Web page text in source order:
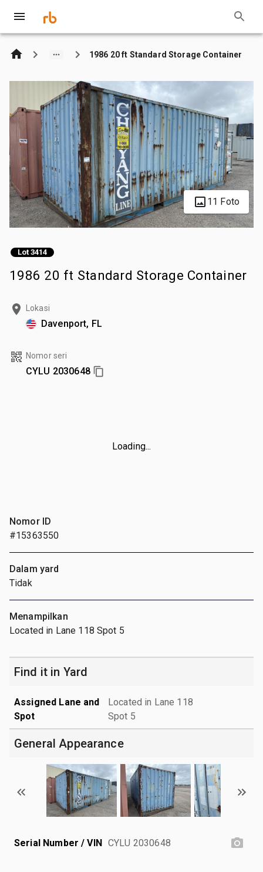
1986 20 ft Standard Storage Container
11 Foto
Lot 3414
1986 20 ft Standard Storage Container
Lokasi
Davenport, FL
Nomor seri
CYLU 2030648
Loading...
Nomor ID
#15363550
Dalam yard
Tidak
Menampilkan
Located in Lane 118 Spot 5
Find it in Yard
Assigned Lane and
Spot
Located in Lane 118
Spot 5
General Appearance
Serial Number / VIN CYLU 2030648